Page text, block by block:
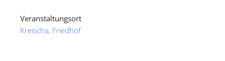
Veranstaltungsort
Kreischa, Friedhof